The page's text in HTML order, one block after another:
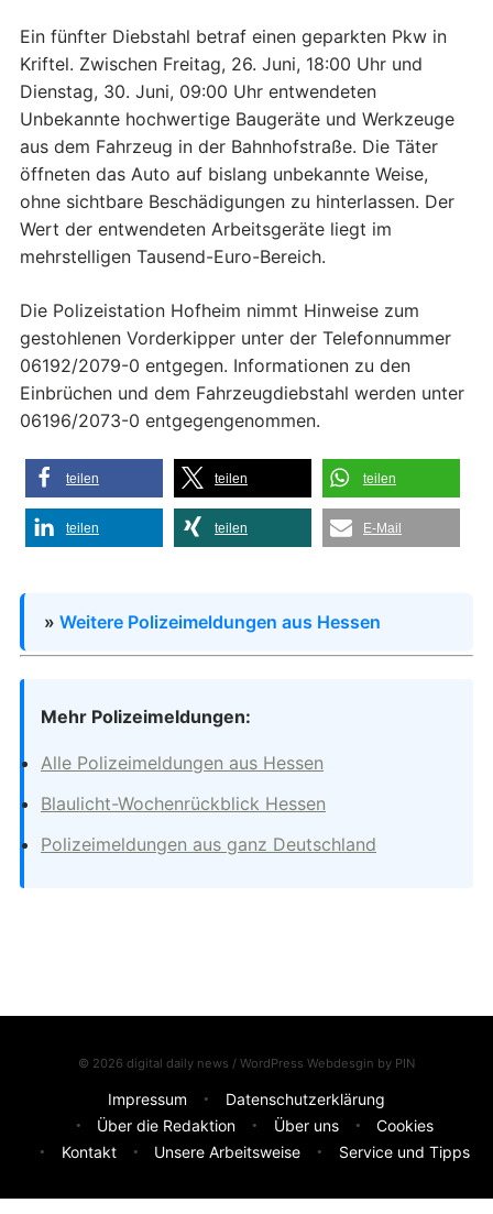
Ein fünfter Diebstahl betraf einen geparkten Pkw in
Kriftel. Zwischen Freitag, 26. Juni, 18:00 Uhr und
Dienstag, 30. Juni, 09:00 Uhr entwendeten
Unbekannte hochwertige Baugeräte und Werkzeuge
aus dem Fahrzeug in der Bahnhofstraße. Die Täter
öffneten das Auto auf bislang unbekannte Weise,
ohne sichtbare Beschädigungen zu hinterlassen. Der
Wert der entwendeten Arbeitsgeräte liegt im
mehrstelligen Tausend-Euro-Bereich.
Die Polizeistation Hofheim nimmt Hinweise zum
gestohlenen Vorderkipper unter der Telefonnummer
06192/2079-0 entgegen. Informationen zu den
Einbrüchen und dem Fahrzeugdiebstahl werden unter
06196/2073-0 entgegengenommen.
teilen teilen teilen
teilen teilen E-Mail
» Weitere Polizeimeldungen aus Hessen
Mehr Polizeimeldungen:
Alle Polizeimeldungen aus Hessen
Blaulicht-Wochenrückblick Hessen
Polizeimeldungen aus ganz Deutschland
© 2026 digital daily news / WordPress Webdesgin by PIN
Impressum
Datenschutzerklärung
Über die Redaktion
Über uns
Cookies
Kontakt
Unsere Arbeitsweise Service und Tipps